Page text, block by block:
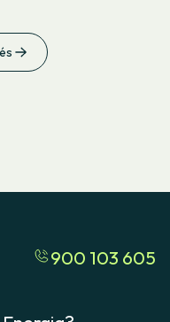
900 103 605